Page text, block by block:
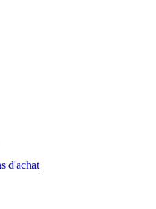
d'achat